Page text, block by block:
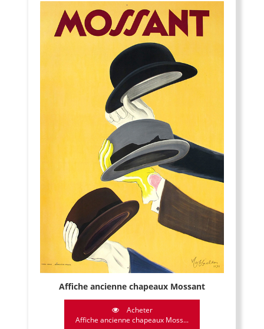
Affiche ancienne chapeaux Mossant
Acheter
Affiche ancienne chapeaux Moss...